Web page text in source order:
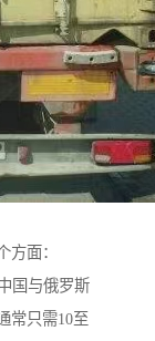
面：
国与俄罗斯
常只需10至